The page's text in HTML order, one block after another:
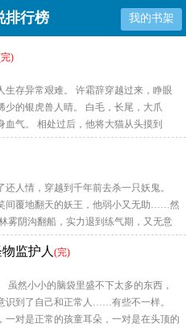
我的书架
排行榜
)
生存异常艰难。 许霜辞穿越过来，睁眼
少的银虎兽人晴。 白毛，长尾，大爪
气。 相处过后，他将大猫从头摸到
人情，穿越到千年前去杀一只妖鬼。
间覆地翻天的妖王，他弱小又无助……然
雾阴沟翻船，实力退到练气期，又无意
监护人 (完)
虽然小小的脑袋里盛不下太多的东西，
识到了自己和正常人……有些不一样。
一对是正常的孩童耳朵，一对是在头顶的